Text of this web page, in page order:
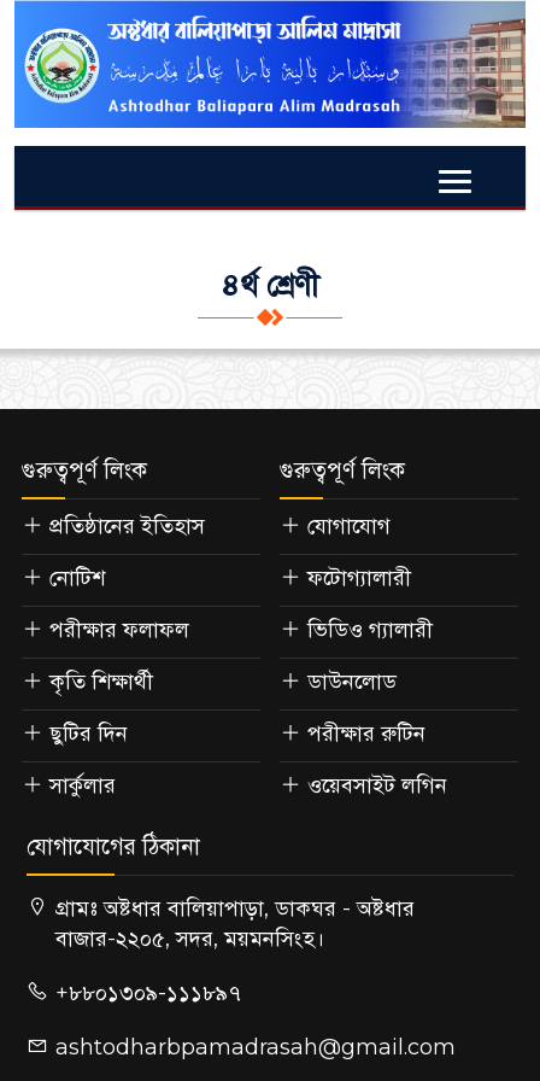
৪র্থ শ্রেণী
গুরুত্বপূর্ণ লিংক
প্রতিষ্ঠানের ইতিহাস
নোটিশ
পরীক্ষার ফলাফল
কৃতি শিক্ষার্থী
ছুটির দিন
সার্কুলার
গুরুত্বপূর্ণ লিংক
যোগাযোগ
ফটোগ্যালারী
ভিডিও গ্যালারী
ডাউনলোড
পরীক্ষার রুটিন
ওয়েবসাইট লগিন
যোগাযোগের ঠিকানা
গ্রামঃ অষ্টধার বালিয়াপাড়া, ডাকঘর - অষ্টধার
বাজার-২২০৫, সদর, ময়মনসিংহ।
+৮৮০১৩০৯-১১১৮৯৭
ashtodharbpamadrasah@gmail.com